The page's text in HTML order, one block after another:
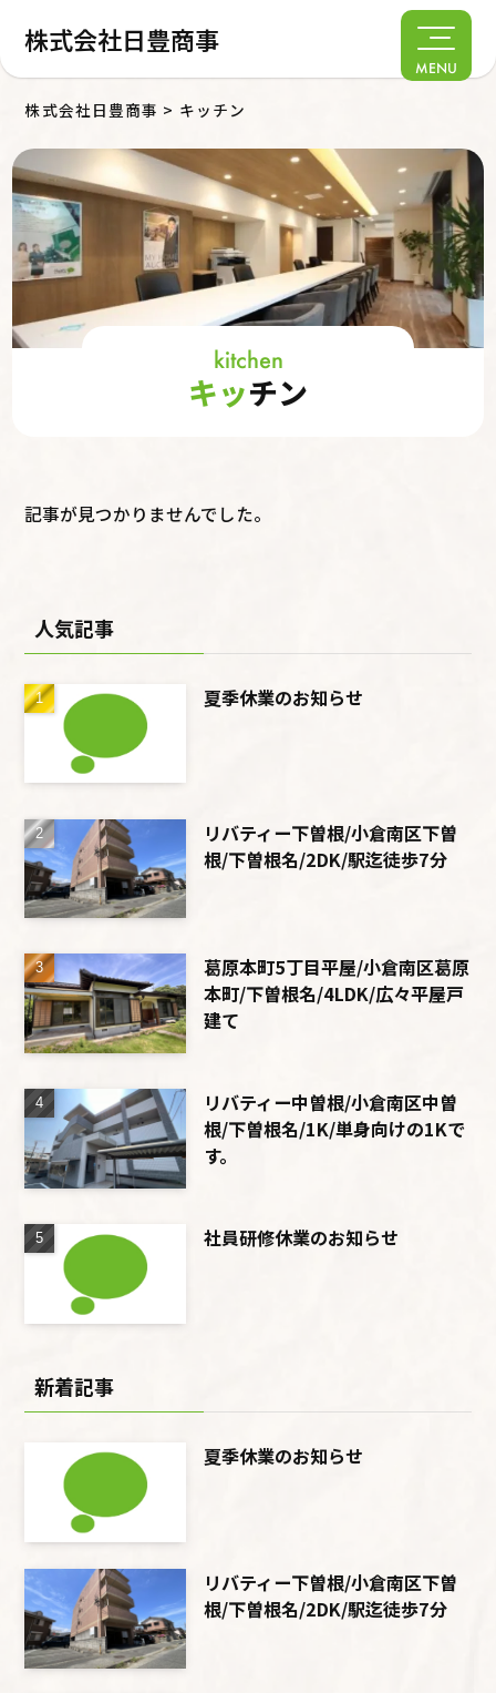
株式会社日豊商事
MENU
株式会社日豊商事 > キッチン
kitchen
キッチン
記事が見つかりませんでした。
人気記事
夏季休業のお知らせ
リバティー下曽根/小倉南区下曽
根/下曽根名/2DK/駅迄徒歩7分
葛原本町5丁目平屋/小倉南区葛原
本町/下曽根名/4LDK/広々平屋戸
建て
リバティー中曽根/小倉南区中曽
根/下曽根名/1K/単身向けの1Kで
す。
社員研修休業のお知らせ
新着記事
夏季休業のお知らせ
リバティー下曽根/小倉南区下曽
根/下曽根名/2DK/駅迄徒歩7分